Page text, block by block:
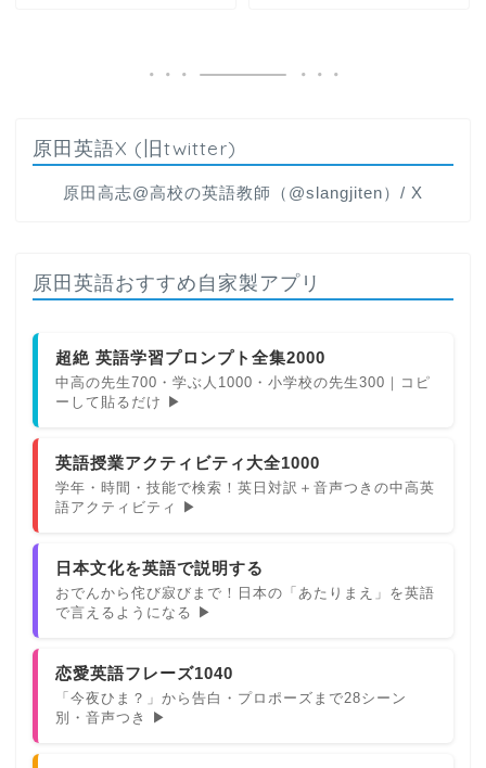
原田英語X (旧twitter)
原田高志@高校の英語教師（@slangjiten）/ X
原田英語おすすめ自家製アプリ
超絶 英語学習プロンプト全集2000
中高の先生700・学ぶ人1000・小学校の先生300｜コピ
ーして貼るだけ ▶
英語授業アクティビティ大全1000
学年・時間・技能で検索！英日対訳＋音声つきの中高英
語アクティビティ ▶
日本文化を英語で説明する
おでんから侘び寂びまで！日本の「あたりまえ」を英語
で言えるようになる ▶
恋愛英語フレーズ1040
「今夜ひま？」から告白・プロポーズまで28シーン
別・音声つき ▶